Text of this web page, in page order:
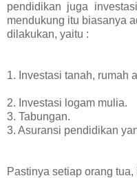
pendidikan juga
mendukung itu biasanya
dilakukan, yaitu :
1. Investasi tanah, rumah
2. Investasi logam mulia.
3. Tabungan.
3. Asuransi pendidikan
Pastinya setiap orang